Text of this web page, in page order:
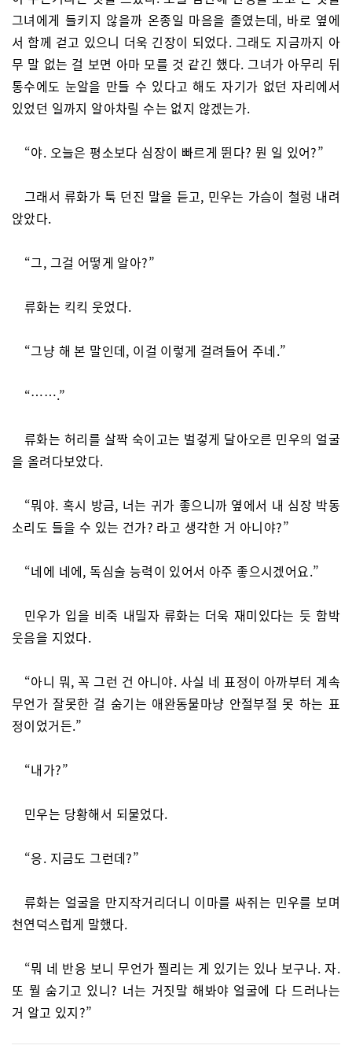
그녀에게 들키지 않을까 온종일 마음을 졸였는데, 바로 옆에
서 함께 걷고 있으니 더욱 긴장이 되었다. 그래도 지금까지 아
무 말 없는 걸 보면 아마 모를 것 같긴 했다. 그녀가 아무리 뒤
통수에도 눈알을 만들 수 있다고 해도 자기가 없던 자리에서
있었던 일까지 알아차릴 수는 없지 않겠는가.
“야. 오늘은 평소보다 심장이 빠르게 뛴다? 뭔 일 있어?”
그래서 류화가 툭 던진 말을 듣고, 민우는 가슴이 철렁 내려
앉았다.
“그, 그걸 어떻게 알아?”
류화는 킥킥 웃었다.
“그냥 해 본 말인데, 이걸 이렇게 걸려들어 주네.”
“…….”
류화는 허리를 살짝 숙이고는 벌겋게 달아오른 민우의 얼굴
을 올려다보았다.
“뭐야. 혹시 방금, 너는 귀가 좋으니까 옆에서 내 심장 박동
소리도 들을 수 있는 건가? 라고 생각한 거 아니야?”
“네에 네에, 독심술 능력이 있어서 아주 좋으시겠어요.”
민우가 입을 비죽 내밀자 류화는 더욱 재미있다는 듯 함박
웃음을 지었다.
“아니 뭐, 꼭 그런 건 아니야. 사실 네 표정이 아까부터 계속
무언가 잘못한 걸 숨기는 애완동물마냥 안절부절 못 하는 표
정이었거든.”
“내가?”
민우는 당황해서 되물었다.
“응. 지금도 그런데?”
류화는 얼굴을 만지작거리더니 이마를 싸쥐는 민우를 보며
천연덕스럽게 말했다.
“뭐 네 반응 보니 무언가 찔리는 게 있기는 있나 보구나. 자.
또 뭘 숨기고 있니? 너는 거짓말 해봐야 얼굴에 다 드러나는
거 알고 있지?”